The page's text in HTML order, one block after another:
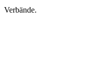
Verbände.